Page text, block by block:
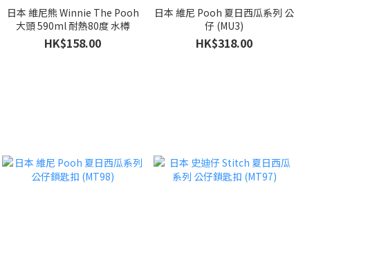
日本 維尼熊 Winnie The Pooh
大頭 590ml 耐熱80度 水樽
HK$158.00
日本 維尼 Pooh 夏日西瓜系列 公
仔 (MU3)
HK$318.00